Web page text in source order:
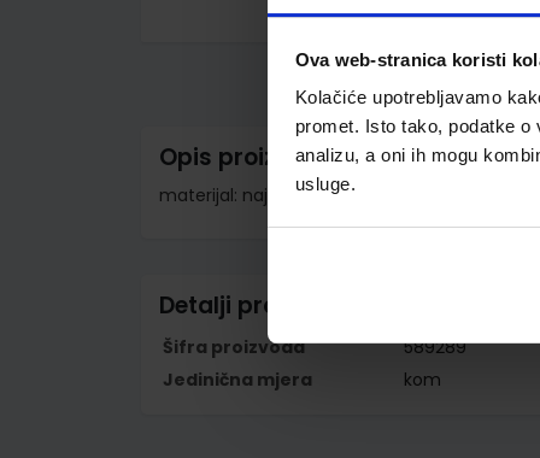
Ova web-stranica koristi
Kolačiće upotrebljavamo
promet. Isto tako, podatke
analizu, a oni ih mogu
usluge.
gallery
Opis proizvoda
materijal: najlon; dimenzija: 26x32,5x1 cm;
Detalji proizvoda
Šifra proizvoda
589289
Jedinična mjera
kom